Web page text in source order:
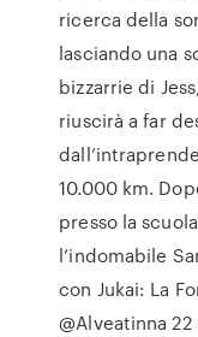
ricerca della
lasciando una
bizzarrie di
riuscirà a far
10.000 km.
presso la
l’indomabile
con Jukai: La
@Alveatinna